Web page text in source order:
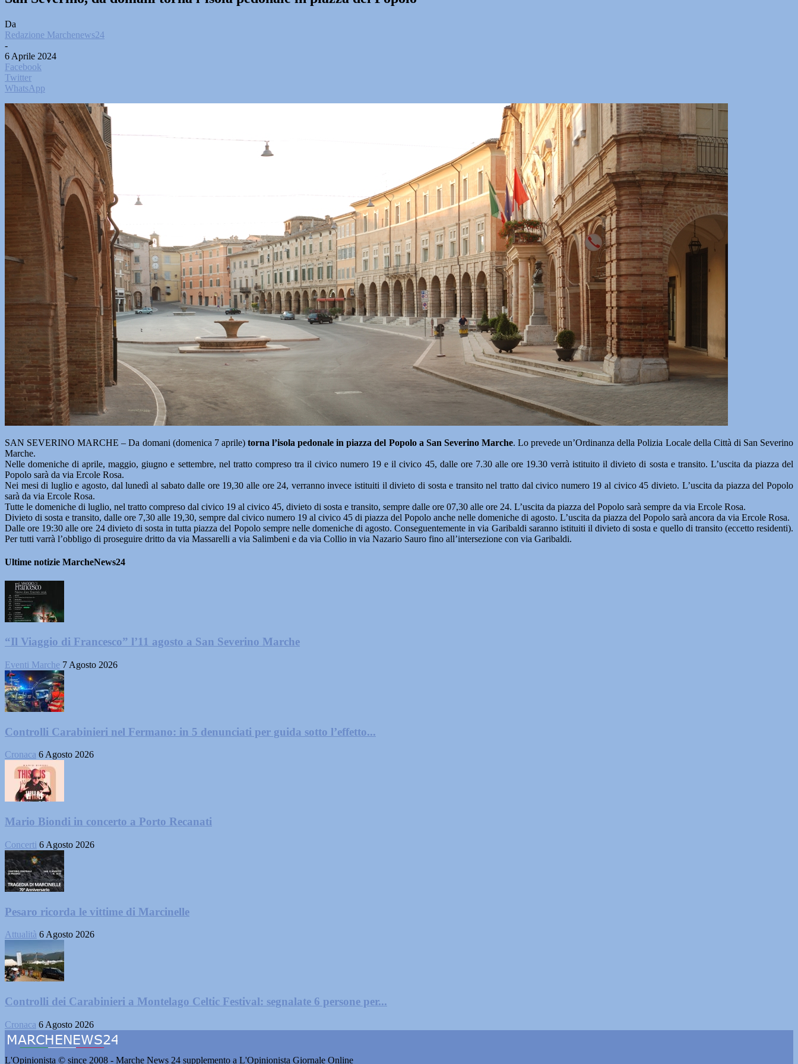
Da
Redazione Marchenews24
-
6 Aprile 2024
Facebook
Twitter
WhatsApp
SAN SEVERINO MARCHE – Da domani (domenica 7 aprile) torna l’isola pedonale in piazza del Popolo a San Severino Marche. Lo prevede un’Ordinanza della Polizia Locale della Città di San Severino
Marche.
Nelle domeniche di aprile, maggio, giugno e settembre, nel tratto compreso tra il civico numero 19 e il civico 45, dalle ore 7.30 alle ore 19.30 verrà istituito il divieto di sosta e transito. L’uscita da piazza del
Popolo sarà da via Ercole Rosa.
Nei mesi di luglio e agosto, dal lunedì al sabato dalle ore 19,30 alle ore 24, verranno invece istituiti il divieto di sosta e transito nel tratto dal civico numero 19 al civico 45 divieto. L’uscita da piazza del Popolo
sarà da via Ercole Rosa.
Tutte le domeniche di luglio, nel tratto compreso dal civico 19 al civico 45, divieto di sosta e transito, sempre dalle ore 07,30 alle ore 24. L’uscita da piazza del Popolo sarà sempre da via Ercole Rosa.
Divieto di sosta e transito, dalle ore 7,30 alle 19,30, sempre dal civico numero 19 al civico 45 di piazza del Popolo anche nelle domeniche di agosto. L’uscita da piazza del Popolo sarà ancora da via Ercole Rosa.
Dalle ore 19:30 alle ore 24 divieto di sosta in tutta piazza del Popolo sempre nelle domeniche di agosto. Conseguentemente in via Garibaldi saranno istituiti il divieto di sosta e quello di transito (eccetto residenti).
Per tutti varrà l’obbligo di proseguire dritto da via Massarelli a via Salimbeni e da via Collio in via Nazario Sauro fino all’intersezione con via Garibaldi.
Ultime notizie MarcheNews24
“Il Viaggio di Francesco” l’11 agosto a San Severino Marche
Eventi Marche 7 Agosto 2026
Controlli Carabinieri nel Fermano: in 5 denunciati per guida sotto l’effetto...
Cronaca 6 Agosto 2026
Mario Biondi in concerto a Porto Recanati
Concerti 6 Agosto 2026
Pesaro ricorda le vittime di Marcinelle
Attualità 6 Agosto 2026
Controlli dei Carabinieri a Montelago Celtic Festival: segnalate 6 persone per...
Cronaca 6 Agosto 2026
L'Opinionista © since 2008 - Marche News 24 supplemento a L'Opinionista Giornale Online